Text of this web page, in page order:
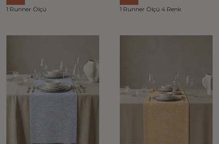
1 Runner Ölçü 1 Runner Ölçü 4 Renk